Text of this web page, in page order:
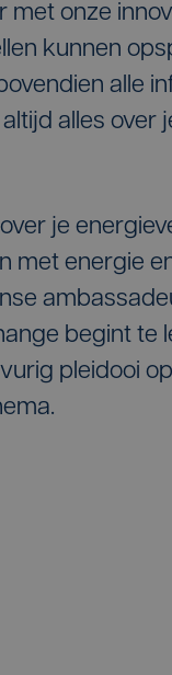
met onze
kunnen
alle
alles over
je
met energie
begint te
pleidooi